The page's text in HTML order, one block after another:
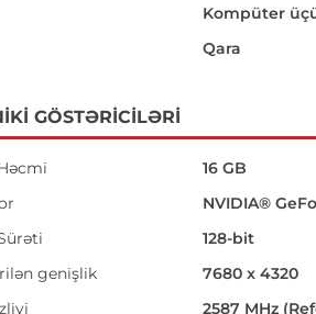
Kompüter
Qara
GÖSTƏRICILƏRI
16 GB
NVIDIA®
128-bit
genişlik
7680 x 4320
2587 MHz